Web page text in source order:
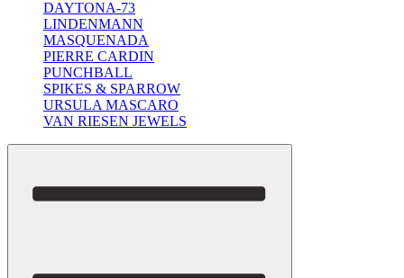
DAYTONA-73
LINDENMANN
MASQUENADA
PIERRE CARDIN
PUNCHBALL
SPIKES & SPARROW
URSULA MASCARO
VAN RIESEN JEWELS